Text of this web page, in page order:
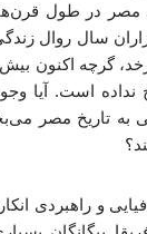
مصر در طول
سال روال
گرچه اکنون
نداده است. آیا
به تاریخ مصر
و راهبردی